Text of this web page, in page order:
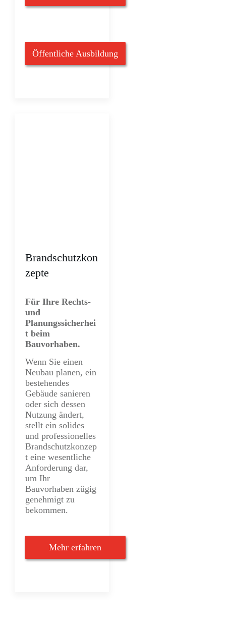
Öffentliche Ausbildung
Brandschutzkon
zepte
Für Ihre Rechts-
und
Planungssicherhei
t beim
Bauvorhaben.
Wenn Sie einen
Neubau planen, ein
bestehendes
Gebäude sanieren
oder sich dessen
Nutzung ändert,
stellt ein solides
und professionelles
Brandschutzkonzep
t eine wesentliche
Anforderung dar,
um Ihr
Bauvorhaben zügig
genehmigt zu
bekommen.
Mehr erfahren